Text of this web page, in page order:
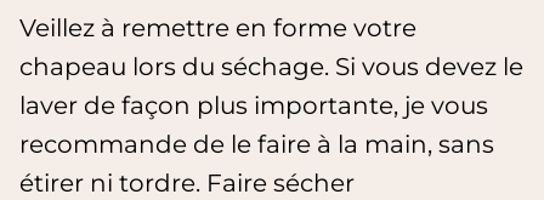
Veillez à remettre en forme votre
chapeau lors du séchage. Si vous devez le
laver de façon plus importante, je vous
recommande de le faire à la main, sans
étirer ni tordre. Faire sécher